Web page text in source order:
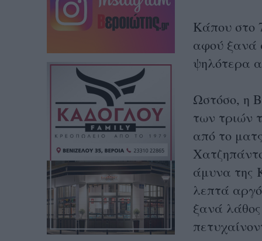
Κάπου στο
αφού ξανά
ψηλότερα
Ωστόσο, η
των τριών
από το
άμυνα της
λεπτά
ξανά